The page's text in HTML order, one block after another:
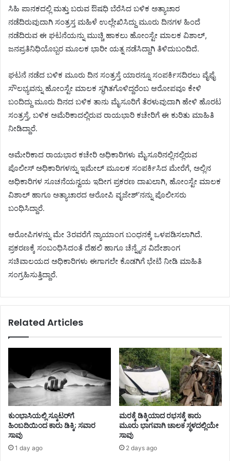
ಸಿಹಿ ಪಾನಕದಲ್ಲಿ ಮತ್ತು ಬರುವ ಔಷಧಿ ಬೆರೆಸಿದ ಬಳಿಕ ಅತ್ಯಾಚಾರ
ನಡೆದಿರುವುದಾಗಿ ಸಂತ್ರಸ್ತ ಮಹಿಳೆ ಉಲ್ಲೇಖಿಸಿದ್ದು ಮೂರು ದಿನಗಳ ಹಿಂದೆ
ನಡೆದಿರುವ ಈ ಘಟನೆಯನ್ನು ಮುಚ್ಚಿ ಹಾಕಲು ಹೋಂಸ್ಟೇ ಮಾಲಕ ವಿಶಾಲ್,
ಜನಪ್ರತಿನಿಧಿಯೊಬ್ಬರ ಮೂಲಕ ಭಾರೀ ಯತ್ನ ನಡೆಸಿದ್ದಾಗಿ ತಿಳಿದುಬಂದಿದೆ.
ಘಟನೆ ನಡೆದ ಬಳಿಕ ಮೂರು ದಿನ ಸಂತ್ರಸ್ತೆ ಯಾರನ್ನೂ ಸಂಪರ್ಕಿಸದಿರಲು ವೈಫೈ
ಸೌಲಭ್ಯವನ್ನು ಹೋಂಸ್ಟೇ ಮಾಲಕ ಸ್ಥಗಿತಗೊಳಿದ್ದರೆಂಬ ಆರೋಪವೂ ಕೇಳಿ
ಬಂದಿದ್ದು ಮೂರು ದಿನದ ಬಳಿಕ ತಾನು ಮೈಸೂರಿಗೆ ತೆರಳುವುದಾಗಿ ಹೇಳಿ ಹೊರಟ
ಸಂತ್ರಸ್ತೆ, ಬಳಿಕ ಅಮೆರಿಕಾದಲ್ಲಿರುವ ರಾಯಭಾರಿ ಕಚೇರಿಗೆ ಈ ಕುರಿತು ಮಾಹಿತಿ
ನೀಡಿದ್ದಾರೆ.
ಅಮೇರಿಕಾದ ರಾಯಭಾರ ಕಚೇರಿ ಅಧಿಕಾರಿಗಳು ಮೈಸೂರಿನಲ್ಲಿನಲ್ಲಿರುವ
ಪೊಲೀಸ್ ಅಧಿಕಾರಿಗಳನ್ನು ಇಮೇಲ್ ಮೂಲಕ ಸಂಪರ್ಕಿಸಿದ ಮೇರೆಗೆ, ಅಲ್ಲಿನ
ಅಧಿಕಾರಿಗಳ ಸೂಚನೆಯನ್ವಯ ಇದೀಗ ಪ್ರಕರಣ ದಾಖಲಾಗಿ, ಹೋಂಸ್ಟೇ ಮಾಲಕ
ವಿಶಾಲ್ ಹಾಗೂ ಅತ್ಯಾಚಾರದ ಆರೋಪಿ ವೃಜೇಶ್’ನನ್ನು ಪೊಲೀಸರು
ಬಂಧಿಸಿದ್ದಾರೆ.
ಆರೋಪಿಗಳನ್ನು ಮೇ 3ರವರೆಗೆ ನ್ಯಾಯಾಂಗ ಬಂಧನಕ್ಕೆ ಒಳಪಡಿಸಲಾಗಿದೆ.
ಪ್ರಕರಣಕ್ಕೆ ಸಂಬಂಧಿಸಿದಂತೆ ದೆಹಲಿ ಹಾಗೂ ಚೆನ್ನೈನ ವಿದೇಶಾಂಗ
ಸಚಿವಾಲಯದ ಅಧಿಕಾರಿಗಳು ಈಗಾಗಲೇ ಕೊಡಗಿಗೆ ಭೇಟಿ ನೀಡಿ ಮಾಹಿತಿ
ಸಂಗ್ರಹಿಸುತ್ತಿದ್ದಾರೆ.
Related Articles
ಕುಂಭಾಸಿಯಲ್ಲಿ ಸ್ಕೂಟರ್‌ಗೆ
ಹಿಂಬದಿಯಿಂದ ಕಾರು ಡಿಕ್ಕಿ; ಸವಾರ
ಸಾವು
1 day ago
ಮರಕ್ಕೆ ಡಿಕ್ಕಿಯಾದ ರಭಸಕ್ಕೆ ಕಾರು
ಮೂರು ಭಾಗವಾಗಿ ಚಾಲಕ ಸ್ಥಳದಲ್ಲಿಯೇ
ಸಾವು
2 days ago